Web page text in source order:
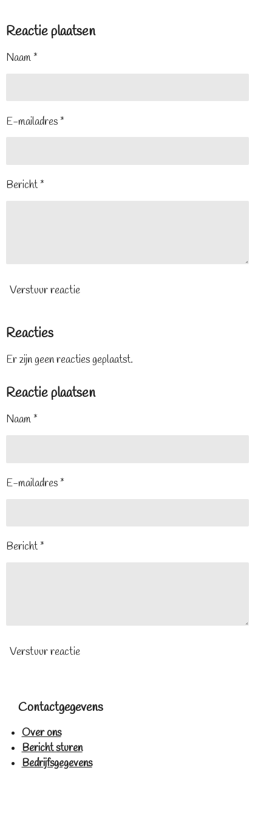
Reactie plaatsen
Naam *
E-mailadres *
Bericht *
Verstuur reactie
Reacties
Er zijn geen reacties geplaatst.
Reactie plaatsen
Naam *
E-mailadres *
Bericht *
Verstuur reactie
Contactgegevens
Over ons
Bericht sturen
Bedrijfsgegevens